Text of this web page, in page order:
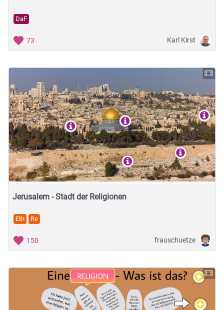
DaF
73 Karl Kirst
Jerusalem - Stadt der Religionen
Eth Re
150 frauschuetze